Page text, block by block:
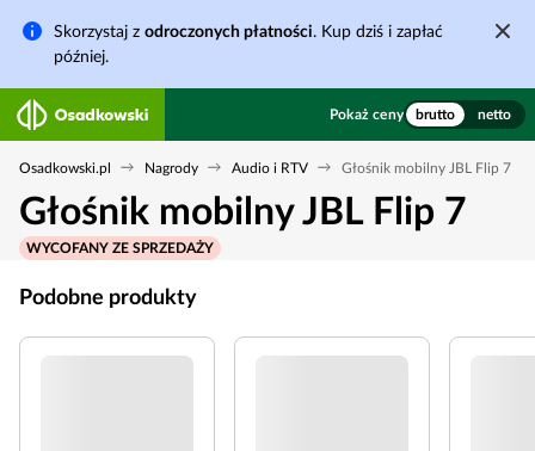
Skorzystaj z odroczonych płatności. Kup dziś i zapłać
później.
Pokaż ceny brutto netto
Osadkowski.pl Nagrody Audio i RTV Głośnik mobilny JBL Flip 7
Głośnik mobilny JBL Flip 7
WYCOFANY ZE SPRZEDAŻY
Podobne produkty